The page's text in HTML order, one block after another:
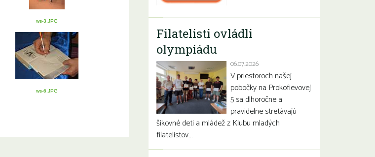
ws-3.JPG
ws-6.JPG
Filatelisti ovládli
olympiádu
06.07.2026
V priestoroch našej
pobočky na Prokofievovej
5 sa dlhoročne a
pravidelne stretávajú
šikovné deti a mládež z Klubu mladých
filatelistov…